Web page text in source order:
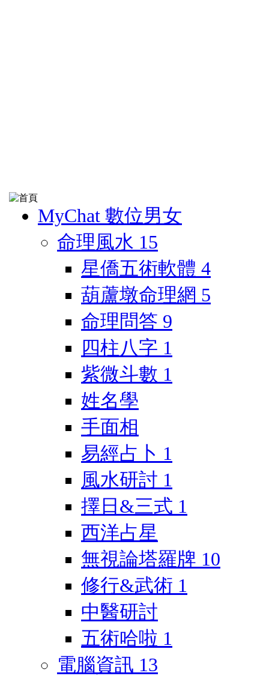
MyChat 數位男女
命理風水 15
星僑五術軟體 4
葫蘆墩命理網 5
命理問答 9
四柱八字 1
紫微斗數 1
姓名學
手面相
易經占卜 1
風水研討 1
擇日&三式 1
西洋占星
無視論塔羅牌 10
修行&武術 1
中醫研討
五術哈啦 1
電腦資訊 13